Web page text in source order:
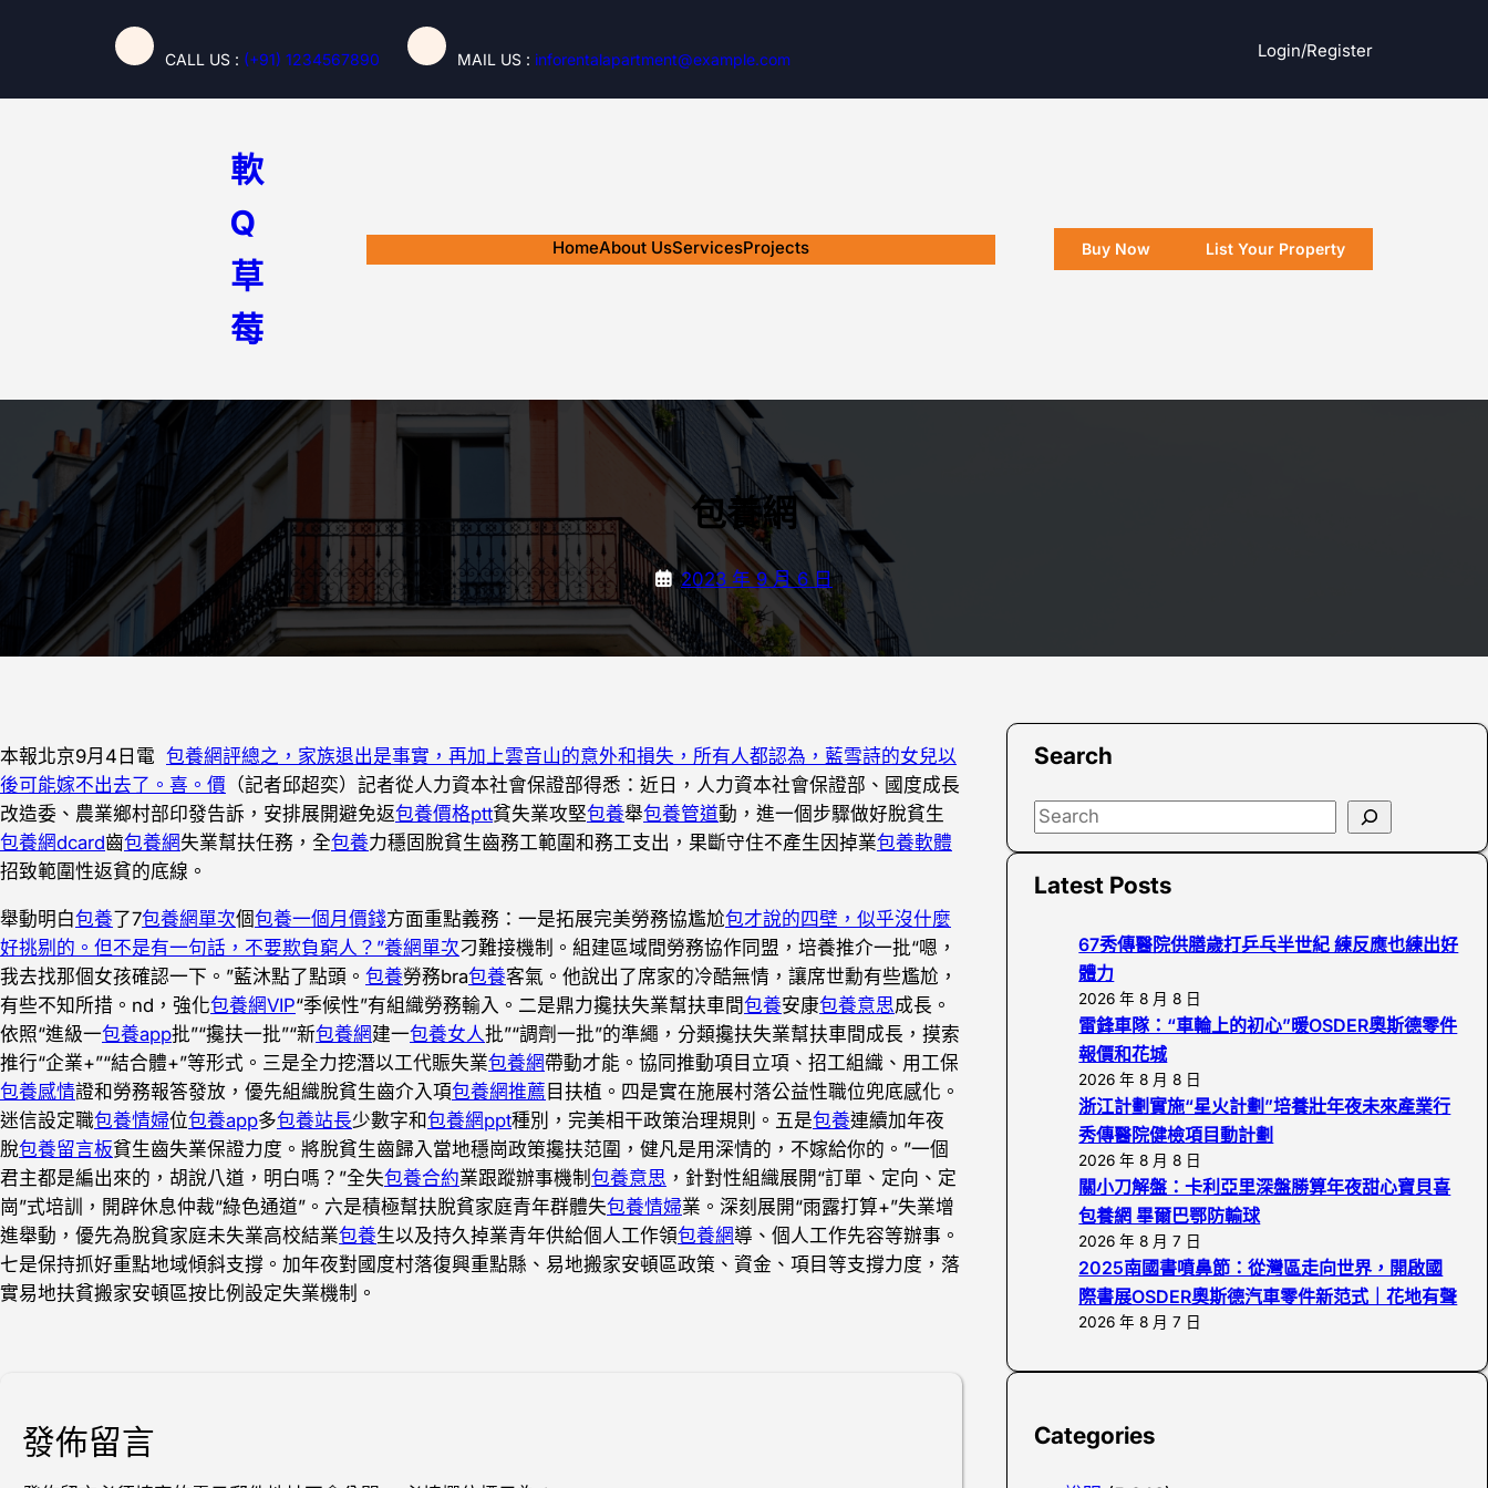
要
CALL US : (+91) 1234567890 MAIL US : inforentalapartment@example.com Login/register
軟
Q
草
莓
HomeAbout UsServicesProjects Buy Now List Your Property
包養網
2023 年 9 月 6 日
本報北京9月4日電 包養網評總之，家族退出是事實，再加上雲音山的意外和損失，所有人都認為，藍雪詩的女兒以
後可能嫁不出去了。喜。價 （記者邱超奕）記者從人力資本社會保證部得悉：近日，人力資本社會保證部、國度成長
改造委、農業鄉村部印發告訴，安排展開避免返包養價格ptt貧失業攻堅包養舉包養管道動，進一個步驟做好脫貧生
包養網dcard齒包養網失業幫扶任務，全包養力穩固脫貧生齒務工範圍和務工支出，果斷守住不產生因掉業包養軟體
招致範圍性返貧的底線。
舉動明白包養了7包養網單次個包養一個月價錢方面重點義務：一是拓展完美勞務協尷尬包才說的四壁，似乎沒什麼
好挑剔的。但不是有一句話，不要欺負窮人？”養網單次刁難接機制。組建區域間勞務協作同盟，培養推介一批“嗯，
我去找那個女孩確認一下。”藍沐點了點頭。 包養勞務bra包養客氣。他說出了席家的冷酷無情，讓席世勳有些尷尬，
有些不知所措。nd，強化包養網VIP“季候性”有組織勞務輸入。二是鼎力攙扶失業幫扶車間包養安康包養意思成長。
依照“進級一包養app批”“攙扶一批”“新包養網建一包養女人批”“調劑一批”的準繩，分類攙扶失業幫扶車間成長，摸索
推行“企業+”“結合體+”等形式。三是全力挖潛以工代賑失業包養網帶動才能。協同推動項目立項、招工組織、用工保
包養感情證和勞務報答發放，優先組織脫貧生齒介入項包養網推薦 目扶植。四是實在施展村落公益性職位兜底感化。
迷信設定職包養情婦位包養app多包養站長少數字和包養網ppt種別，完美相干政策治理規則。五是包養連續加年夜
脫包養留言板貧生齒失業保證力度。將脫貧生齒歸入當地穩崗政策攙扶范圍，健凡是用深情的，不嫁給你的。”一個
君主都是編出來的，胡說八道，明白嗎？”全失包養合約業跟蹤辦事機制 包養意思 ，針對性組織展開“訂單、定向、定
崗”式培訓，開辟休息仲裁“綠色通道”。六是積極幫扶脫貧家庭青年群體失包養情婦業。深刻展開“雨露打算+”失業增
進舉動，優先為脫貧家庭未失業高校結業包養生以及持久掉業青年供給個人工作領包養網導、個人工作先容等辦事。
七是保持抓好重點地域傾斜支撐。加年夜對國度村落復興重點縣、易地搬家安頓區政策、資金、項目等支撐力度，落
實易地扶貧搬家安頓區按比例設定失業機制。
發佈留言
Search
S
a
r
Latest Posts
67秀傳醫院供膳歲打乒乓半世紀 練反應也練出好
體力
2026 年 8 月 8 日
雷鋒車隊：“車輪上的初心”暖OSDER奧斯德零件
報價和花城
2026 年 8 月 8 日
浙江計劃實施“星火計劃”培養壯年夜未來產業行
秀傳醫院健檢項目動計劃
2026 年 8 月 8 日
關小刀解盤：卡利亞里深盤勝算年夜甜心寶貝喜
包養網 畢爾巴鄂防輸球
2026 年 8 月 7 日
2025南國書噴鼻節：從灣區走向世界，開啟國
際書展OSDER奧斯德汽車零件新范式｜花地有聲
2026 年 8 月 7 日
Categories